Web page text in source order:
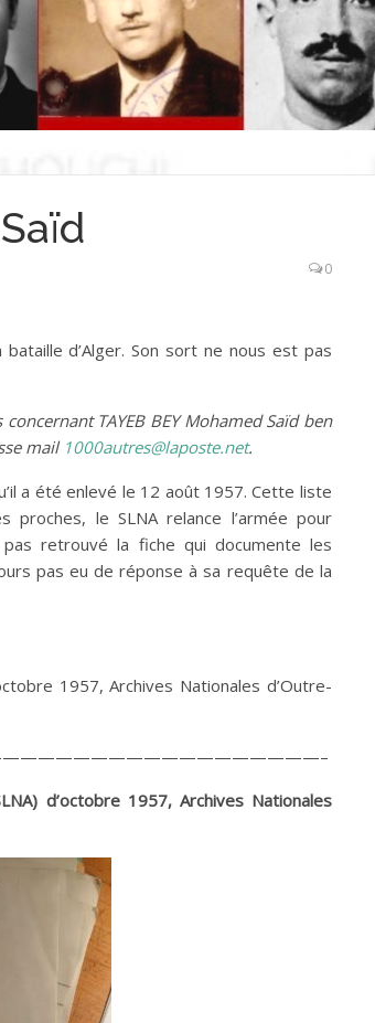
0
d’Alger. Son sort ne nous est pas
TAYEB BEY Mohamed Saïd ben
mail 1000autres@laposte.net.
a été enlevé le 12 août 1957. Cette liste
le SLNA relance l’armée pour
retrouvé la fiche qui documente les
pas eu de réponse à sa requête de la
1957, Archives Nationales d’Outre-
d’octobre 1957, Archives Nationales